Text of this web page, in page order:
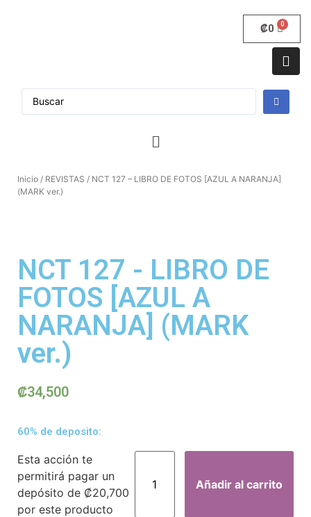
₡0
Inicio / REVISTAS / NCT 127 – LIBRO DE FOTOS [AZUL A NARANJA]
(MARK ver.)
NCT 127 - LIBRO DE
FOTOS [AZUL A
NARANJA] (MARK
ver.)
₡34,500
60% de deposito:
Esta acción te
permitirá pagar un
depósito de ₡20,700
por este producto
Añadir al carrito